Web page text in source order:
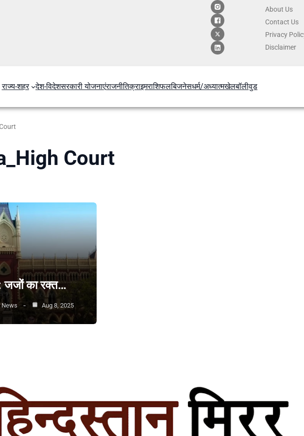
About Us
Contact Us
Privacy
Disclaimer
राज्य-शहर देश-विदेशसरकारी योजनाएंराजनीतिक्राइमराशिफलबिजनेसधर्म/अध्यात्मखेलबॉलीवुड
Court
जजों का रक्त…
News Aug 8, 2025